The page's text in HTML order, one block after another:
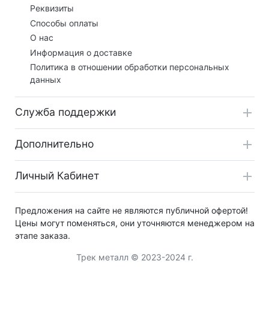
Реквизиты
Способы оплаты
О нас
Информация о доставке
Политика в отношении обработки персональных
данных
Служба поддержки
Дополнительно
Личный Кабинет
Предложения на сайте не являются публичной офертой!
Цены могут поменяться, они уточняются менеджером на
этапе заказа.
Трек металл © 2023-2024 г.